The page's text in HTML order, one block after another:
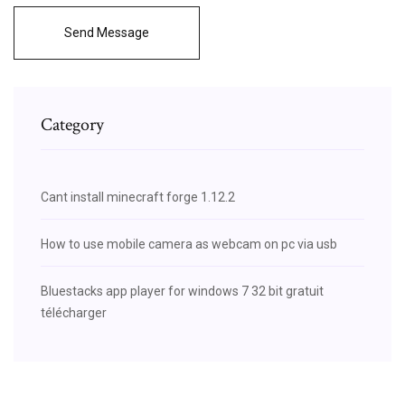
Send Message
Category
Cant install minecraft forge 1.12.2
How to use mobile camera as webcam on pc via usb
Bluestacks app player for windows 7 32 bit gratuit
télécharger